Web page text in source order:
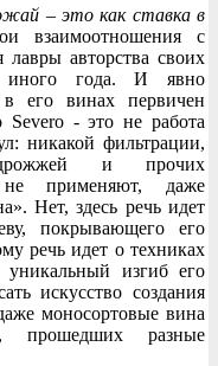
– это как ставка в
взаимоотношения с
лавры авторства своих
года. И явно
в его винах первичен
- это не работа
никакой фильтрации,
дрожжей и прочих
не применяют, даже
Нет, здесь речь идет
покрывающего его
речь идет о техниках
изгиб его
искусство создания
моносортовые вина
прошедших разные